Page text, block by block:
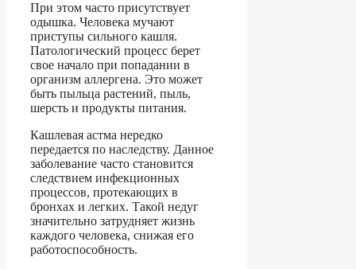
При этом часто присутствует
одышка. Человека мучают
приступы сильного кашля.
Патологический процесс берет
свое начало при попадании в
организм аллергена. Это может
быть пыльца растений, пыль,
шерсть и продукты питания.
Кашлевая астма нередко
передается по наследству. Данное
заболевание часто становится
следствием инфекционных
процессов, протекающих в
бронхах и легких. Такой недуг
значительно затрудняет жизнь
каждого человека, снижая его
работоспособность.